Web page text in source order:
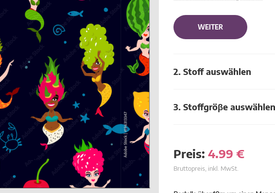
WEITER
2. Stoff auswählen
3. Stoffgröβe auswählen
Preis: 4.99 €
Bruttopreis, inkl. MwSt.